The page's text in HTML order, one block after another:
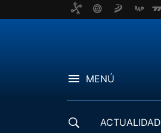
MENÚ
ACTUALIDAD